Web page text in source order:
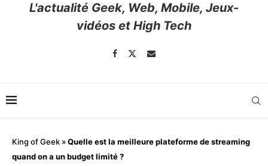
L'actualité Geek, Web, Mobile, Jeux-
vidéos et High Tech
King of Geek »Quelle est la meilleure plateforme de streaming
quand on a un budget limité ?